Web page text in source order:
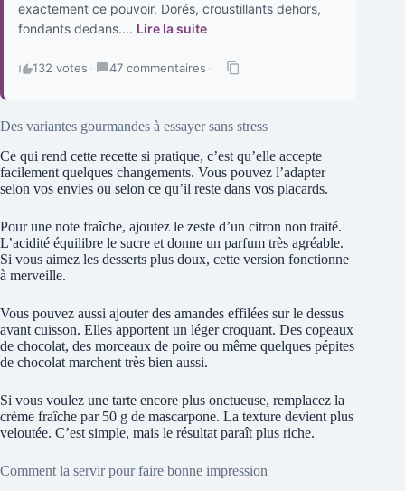
exactement ce pouvoir. Dorés, croustillants dehors,
fondants dedans.... Lire la suite
132 votes · 47 commentaires ·
Des variantes gourmandes à essayer sans stress
Ce qui rend cette recette si pratique, c’est qu’elle accepte
facilement quelques changements. Vous pouvez l’adapter
selon vos envies ou selon ce qu’il reste dans vos placards.
Pour une note fraîche, ajoutez le zeste d’un citron non traité.
L’acidité équilibre le sucre et donne un parfum très agréable.
Si vous aimez les desserts plus doux, cette version fonctionne
à merveille.
Vous pouvez aussi ajouter des amandes effilées sur le dessus
avant cuisson. Elles apportent un léger croquant. Des copeaux
de chocolat, des morceaux de poire ou même quelques pépites
de chocolat marchent très bien aussi.
Si vous voulez une tarte encore plus onctueuse, remplacez la
crème fraîche par 50 g de mascarpone. La texture devient plus
veloutée. C’est simple, mais le résultat paraît plus riche.
Comment la servir pour faire bonne impression